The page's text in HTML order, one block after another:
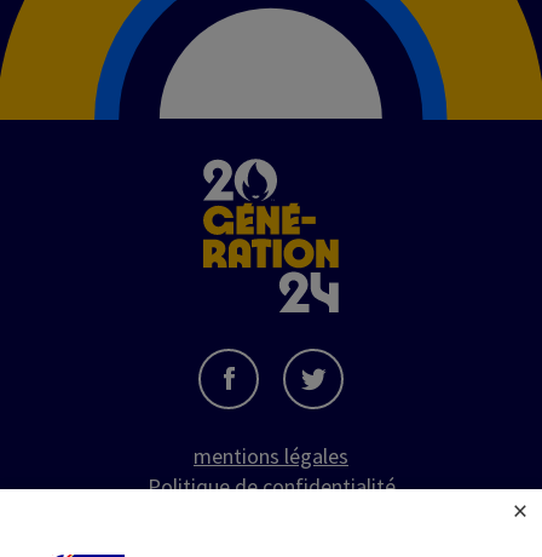
mentions légales
Politique de confidentialité
×